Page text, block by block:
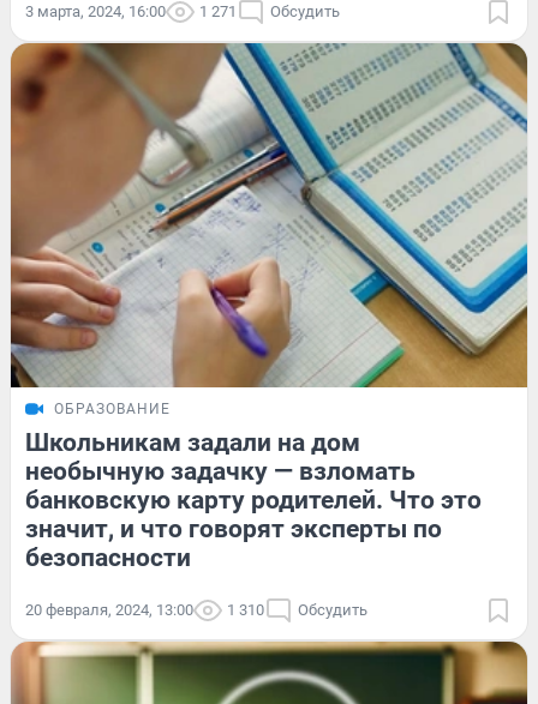
3 марта, 2024, 16:00 1 271 Обсудить
ОБРАЗОВАНИЕ
Школьникам задали на дом
необычную задачку — взломать
банковскую карту родителей. Что это
значит, и что говорят эксперты по
безопасности
20 февраля, 2024, 13:00 1 310 Обсудить